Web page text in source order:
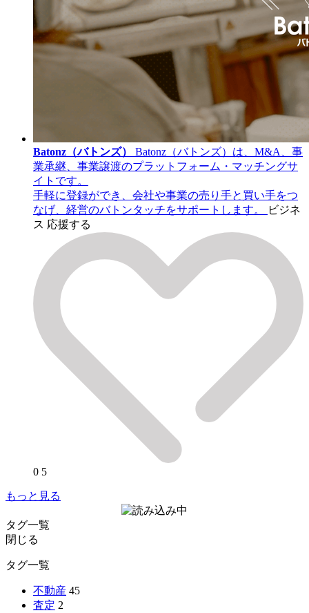
Batonz（バトンズ）
Batonz（バトンズ）は、M&A、事
業承継、事業譲渡のプラットフォーム・マッチングサ
イトです。
手軽に登録ができ、会社や事業の売り手と買い手をつ
なげ、経営のバトンタッチをサポートします。
ビジネ
ス 応援する
0 5
もっと見る
タグ一覧
閉じる
タグ一覧
不動産 45
査定 2